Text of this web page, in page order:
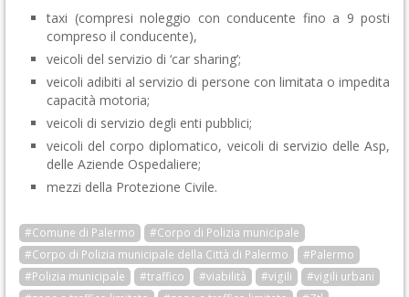
taxi (compresi noleggio con conducente fino a 9 posti
compreso il conducente),
veicoli del servizio di ‘car sharing’;
veicoli adibiti al servizio di persone con limitata o impedita
capacità motoria;
veicoli di servizio degli enti pubblici;
veicoli del corpo diplomatico, veicoli di servizio delle Asp,
delle Aziende Ospedaliere;
mezzi della Protezione Civile.
#Comune di Palermo
#Corpo di Polizia municipale
#Corpo di Polizia municipale della Città di Palermo
#Palermo
#Polizia municipale
#traffico #viabilità #vigili
#vigili urbani